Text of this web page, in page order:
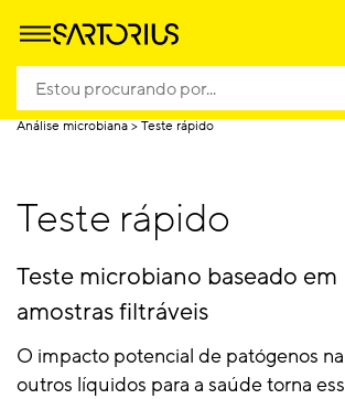
Homepage Aplicações Applied Industries
Análise microbiana Teste rápido
Teste rápido
Teste microbiano baseado
amostras filtráveis
O impacto potencial de patógenos
outros líquidos para a saúde torna